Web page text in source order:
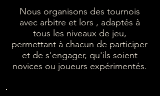
Nous organisons des tournois
avec arbitre et lors , adaptés à
tous les niveaux de jeu,
permettant à chacun de participer
et de s'engager, qu'ils soient
novices ou joueurs expérimentés.